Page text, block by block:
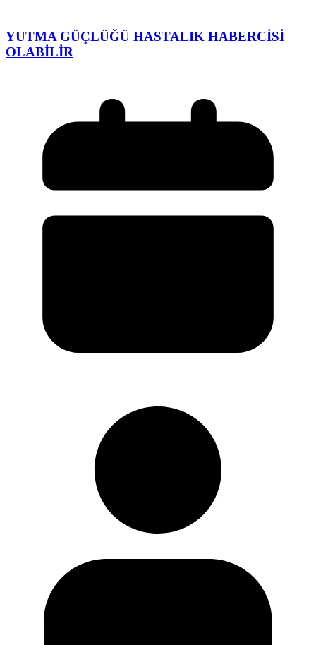
YUTMA GÜÇLÜĞÜ HASTALIK HABERCİSİ
OLABİLİR